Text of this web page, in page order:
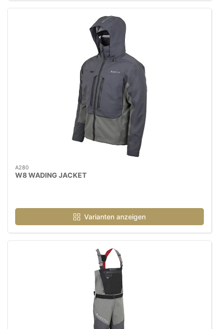
A280
W8 WADING JACKET
Varianten anzeigen